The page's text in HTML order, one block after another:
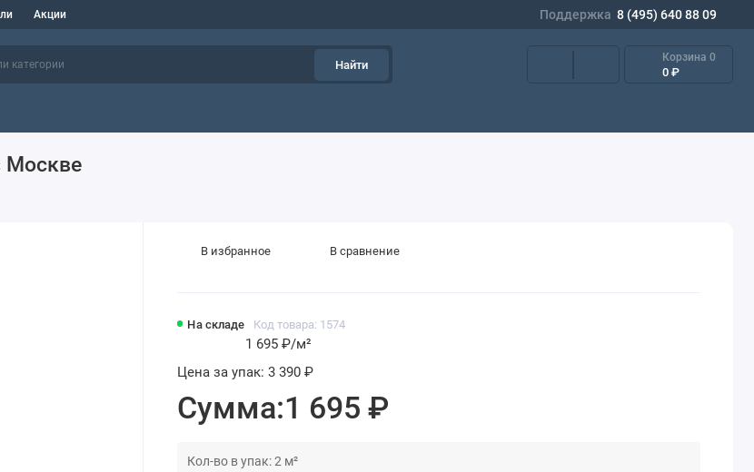
Акции Поддержка 8 (495) 640 88 09
Найти
Корзина 0
0 ₽
Москве
На складе Код товара: 1574
1 695 ₽/м²
Цена за упак: 3 390 ₽
Сумма:1 695 ₽
Кол-во в упак: 2 м²
В избранное В сравнение